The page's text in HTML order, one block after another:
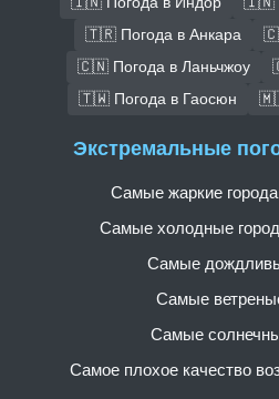
🇹🇷 Погода в Анкара
🇨🇳 Погода в Ланьчжоу
🇹🇼 Погода в Гаосюн
Экстремальные
Самые жаркие
Самые холодные
Самые
Самые
Самые
Самое плохое качество